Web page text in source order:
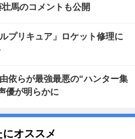
馬のコメントも公開
プリキュア」ロケット修理に
依らが最強最悪の“ハンター集
優が明らかに
オススメ